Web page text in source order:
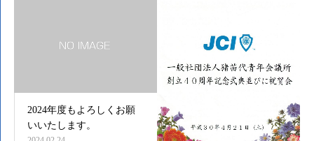
2024年度もよろしくお願
いいたします。